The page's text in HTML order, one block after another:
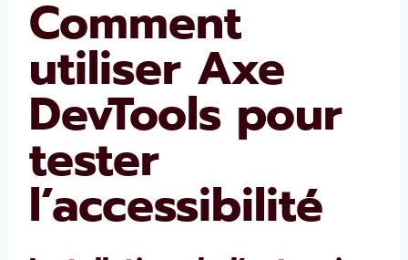
Comment
utiliser Axe
DevTools pour
tester
l’accessibilité